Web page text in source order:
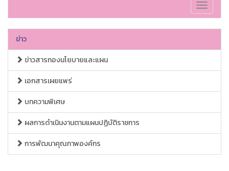
Toggle
ข่าว
ข่าวสารกองนโยบายและแผน
เอกสารเผยแพร่
บทความพิเศษ
ผลการดำเนินงานตามแผนปฏิบัติราชการ
การพัฒนาคุณภาพองค์กร